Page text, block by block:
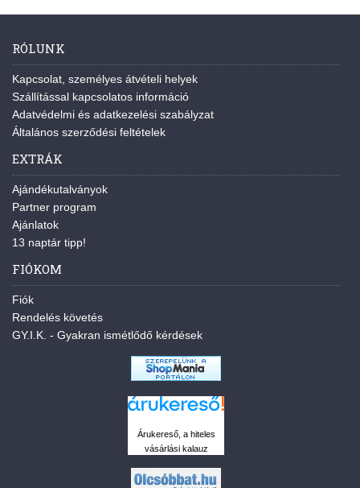
RÓLUNK
Kapcsolat, személyes átvételi helyek
Szállítással kapcsolatos információ
Adatvédelmi és adatkezelési szabályzat
Általános szerződési feltételek
EXTRÁK
Ajándékutalványok
Partner program
Ajánlatok
13 naptár tipp!
FIÓKOM
Fiók
Rendelés követés
GY.I.K. - Gyakran ismétlődő kérdések
Árukereső, a hiteles
vásárlási kalauz